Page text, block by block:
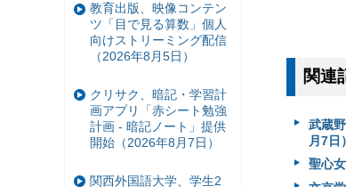
関連
武蔵
月7日）
聖心
教育出版、映像コンテン
ツ「目で見る算数」個人
向けストリーミング配信
（2026年8月5日）
クリサク、暗記・学習計
画アプリ「赤シート勉強
計画 - 暗記ノート」提供
開始（2026年8月7日）
関西外国語大学、学生2